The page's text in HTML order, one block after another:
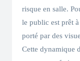
risque en salle.
le public est prêt
porté par des
Cette dynamique